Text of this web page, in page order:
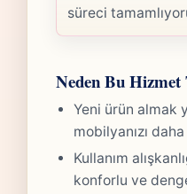
süreci
Neden Bu
Yeni ürün almak
mobilyanızı
Kullanım
konforlu ve